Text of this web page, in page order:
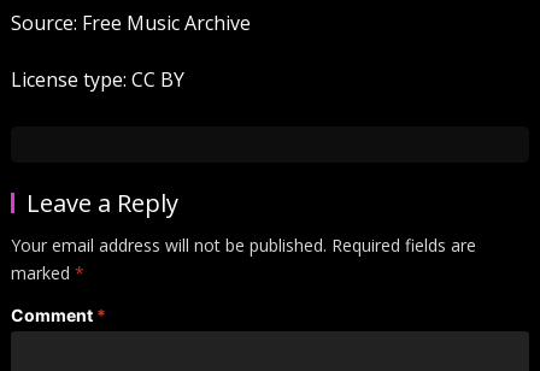
Source: Free Music Archive
License type: CC BY
Leave a Reply
Your email address will not be published. Required fields are
marked *
Comment *